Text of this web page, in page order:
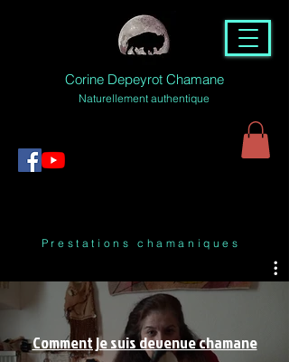
Corine Depeyrot Chamane
Naturellement authentique
Prestations chamaniques
Comment je suis devenue chamane